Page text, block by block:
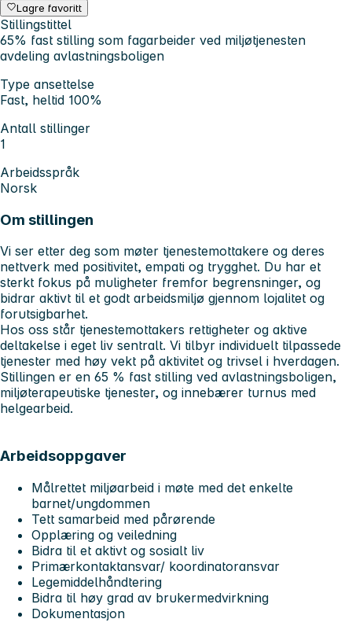
Lagre favoritt
Stillingstittel
65% fast stilling som fagarbeider ved miljøtjenesten
avdeling avlastningsboligen
Type ansettelse
Fast, heltid 100%
Antall stillinger
1
Arbeidsspråk
Norsk
Om stillingen
Vi ser etter deg som møter tjenestemottakere og deres
nettverk med positivitet, empati og trygghet. Du har et
sterkt fokus på muligheter fremfor begrensninger, og
bidrar aktivt til et godt arbeidsmiljø gjennom lojalitet og
forutsigbarhet.
Hos oss står tjenestemottakers rettigheter og aktive
deltakelse i eget liv sentralt. Vi tilbyr individuelt tilpassede
tjenester med høy vekt på aktivitet og trivsel i hverdagen.
Stillingen er en 65 % fast stilling ved avlastningsboligen,
miljøterapeutiske tjenester, og innebærer turnus med
helgearbeid.
Arbeidsoppgaver
Målrettet miljøarbeid i møte med det enkelte
barnet/ungdommen
Tett samarbeid med pårørende
Opplæring og veiledning
Bidra til et aktivt og sosialt liv
Primærkontaktansvar/ koordinatoransvar
Legemiddelhåndtering
Bidra til høy grad av brukermedvirkning
Dokumentasjon